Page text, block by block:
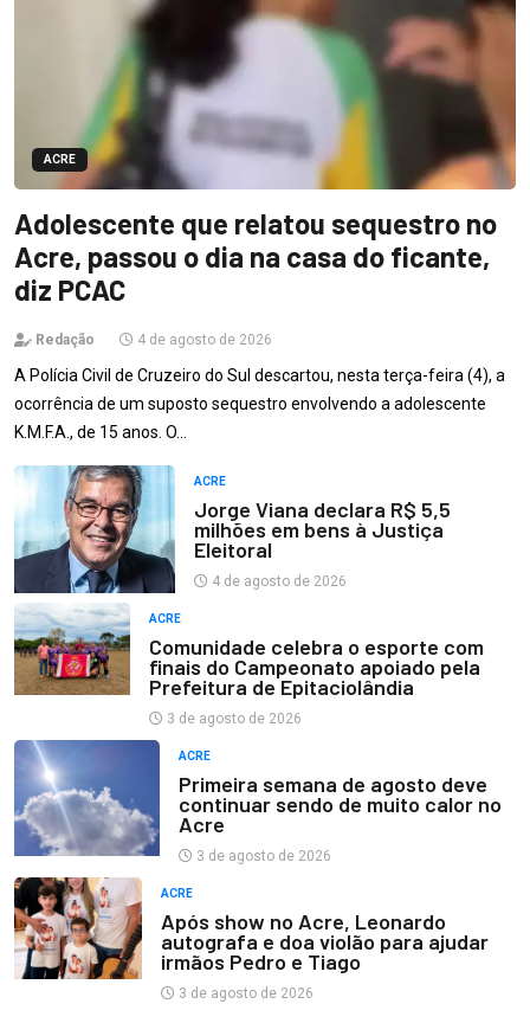
ACRE
Adolescente que relatou sequestro no
Acre, passou o dia na casa do ficante,
diz PCAC
Redação 4 de agosto de 2026
A Polícia Civil de Cruzeiro do Sul descartou, nesta terça-feira (4), a
ocorrência de um suposto sequestro envolvendo a adolescente
K.M.F.A., de 15 anos. O…
ACRE
Jorge Viana declara R$ 5,5
milhões em bens à Justiça
Eleitoral
4 de agosto de 2026
ACRE
Comunidade celebra o esporte com
finais do Campeonato apoiado pela
Prefeitura de Epitaciolândia
3 de agosto de 2026
ACRE
Primeira semana de agosto deve
continuar sendo de muito calor no
Acre
3 de agosto de 2026
ACRE
Após show no Acre, Leonardo
autografa e doa violão para ajudar
irmãos Pedro e Tiago
3 de agosto de 2026